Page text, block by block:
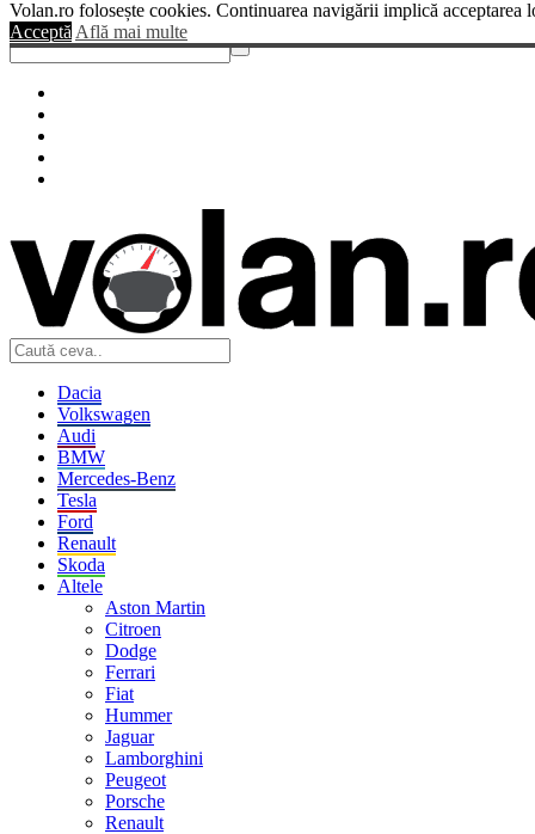
Sendigo
Dacia
Volkswagen
Audi
BMW
Mercedes-Benz
Tesla
Ford
Renault
Skoda
Altele
Aston Martin
Citroen
Dodge
Ferrari
Fiat
Hummer
Jaguar
Lamborghini
Peugeot
Porsche
Renault
Volan.ro folosește cookies. Continuarea navigării implică acceptarea
Acceptă Află mai multe